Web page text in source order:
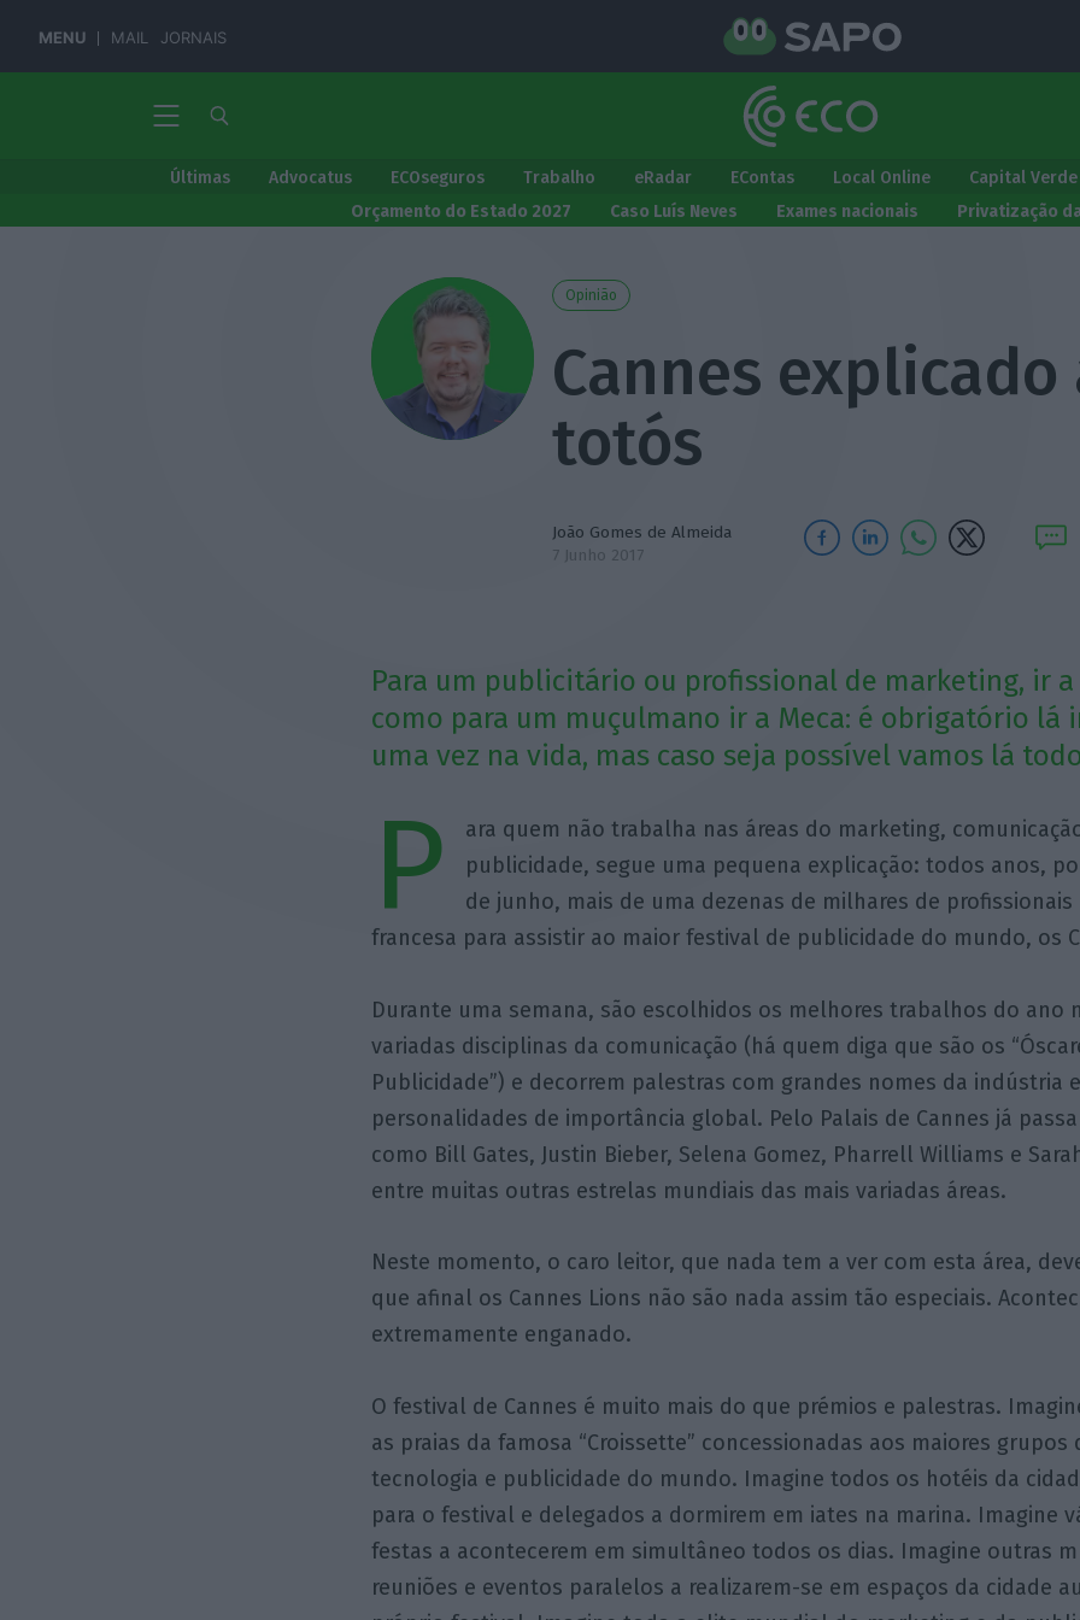
MENU MAIL JORNAIS
Últimas Advocatus ECOseguros Trabalho eRadar EContas Local Online
Capital Verde
Orçamento do Estado 2027
Caso Luís Neves Exames nacionais Privatização da
Opinião
Cannes explicado
totós
João Gomes de Almeida
7 Junho 2017
Para um publicitário ou profissional de marketing, ir a
como para um muçulmano ir a Meca: é obrigatório lá
uma vez na vida, mas caso seja possível vamos lá
P
ara quem não trabalha nas áreas do marketing,
publicidade, segue uma pequena explicação: todos anos,
de junho, mais de uma dezenas de milhares de profissionais
francesa para assistir ao maior festival de publicidade do mundo, os
Durante uma semana, são escolhidos os melhores trabalhos do ano
variadas disciplinas da comunicação (há quem diga que são os
Publicidade”) e decorrem palestras com grandes nomes da indústria
personalidades de importância global. Pelo Palais de Cannes já
como Bill Gates, Justin Bieber, Selena Gomez, Pharrell Williams e
entre muitas outras estrelas mundiais das mais variadas áreas.
Neste momento, o caro leitor, que nada tem a ver com esta área,
que afinal os Cannes Lions não são nada assim tão especiais.
extremamente enganado.
O festival de Cannes é muito mais do que prémios e palestras.
as praias da famosa “Croissette” concessionadas aos maiores grupos
tecnologia e publicidade do mundo. Imagine todos os hotéis da
para o festival e delegados a dormirem em iates na marina. Imagine
festas a acontecerem em simultâneo todos os dias. Imagine outras
reuniões e eventos paralelos a realizarem-se em espaços da cidade